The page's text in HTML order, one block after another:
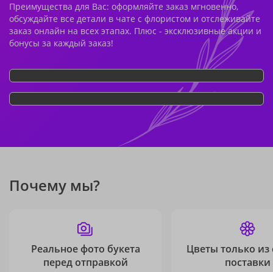
Преимущества для Вас: оформляйте заказ мгновенно,
обсуждайте все детали в чате с флористом и отслеживайте
заказ онлайн на всех этапах. Плюс - эксклюзивные акции и
бонусы за каждый заказ!
Почему мы?
Реальное фото букета
перед отправкой
Цветы только из
поставки